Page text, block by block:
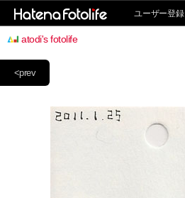
ユーザー登録
atodi's fotolife
<prev